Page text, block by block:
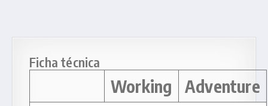
Ficha técnica
Working Adventure